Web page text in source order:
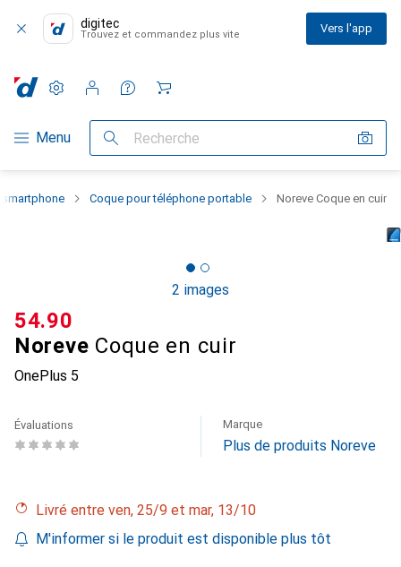
digitec
Trouvez et commandez plus vite Vers l'app
Navigation par catégorie
Menu Recherche
Paramètres
Compte client
Listes de comparaison
Listes d'envies
Panier
Coque pour téléphone portable Noreve Coque en cuir
2 images
Noreve Coque en cuir
OnePlus 5
CHF
54.90
Évaluations Marque
Plus de produits Noreve
Livré entre ven, 25/9 et mar, 13/10
M'informer si le produit est disponible plus tôt